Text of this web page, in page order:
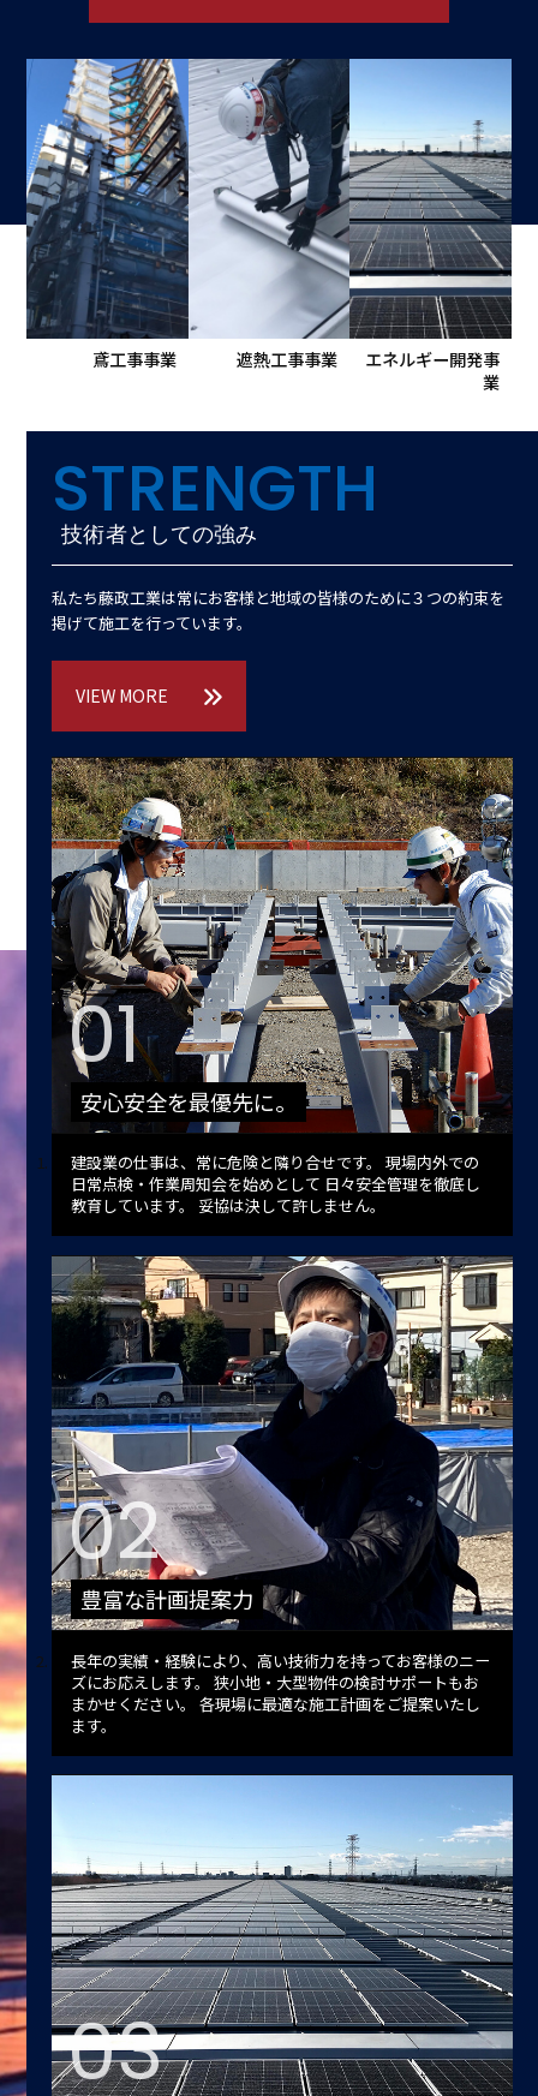
鳶工事事業 遮熱工事事業
エネルギー開発事
業
STRENGTH
技術者としての強み
私たち藤政工業は常にお客様と地域の皆様のために３つの約束を
掲げて施工を行っています。
VIEW MORE
安心安全を最優先に。
01
建設業の仕事は、常に危険と隣り合せです。
現場内外での
日常点検・作業周知会を始めとして 日々安全管理を徹底し
教育しています。
妥協は決して許しません。
豊富な計画提案力
02
長年の実績・経験により、高い技術力を持ってお客様のニー
ズにお応えします。
狭小地・大型物件の検討サポートもお
まかせください。
各現場に最適な施工計画をご提案いたし
ます。
03